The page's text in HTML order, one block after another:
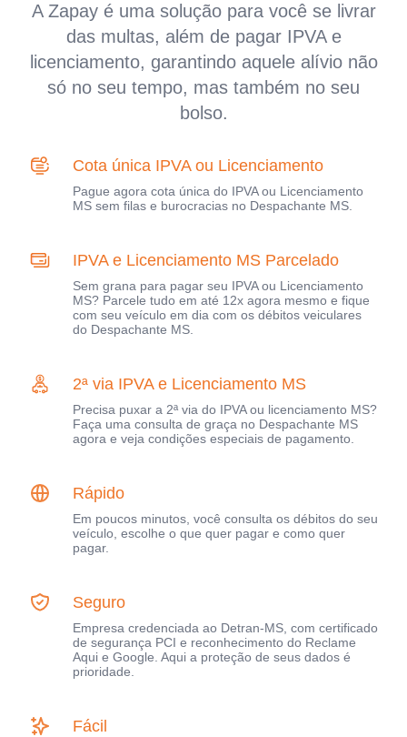
A Zapay é uma solução para você se livrar
das multas, além de pagar IPVA e
licenciamento, garantindo aquele alívio não
só no seu tempo, mas também no seu
bolso.
Cota única IPVA ou Licenciamento
Pague agora cota única do IPVA ou Licenciamento
MS sem filas e burocracias no Despachante MS.
IPVA e Licenciamento MS Parcelado
Sem grana para pagar seu IPVA ou Licenciamento
MS? Parcele tudo em até 12x agora mesmo e fique
com seu veículo em dia com os débitos veiculares
do Despachante MS.
2ª via IPVA e Licenciamento MS
Precisa puxar a 2ª via do IPVA ou licenciamento MS?
Faça uma consulta de graça no Despachante MS
agora e veja condições especiais de pagamento.
Rápido
Em poucos minutos, você consulta os débitos do seu
veículo, escolhe o que quer pagar e como quer
pagar.
Seguro
Empresa credenciada ao Detran-MS, com certificado
de segurança PCI e reconhecimento do Reclame
Aqui e Google. Aqui a proteção de seus dados é
prioridade.
Fácil